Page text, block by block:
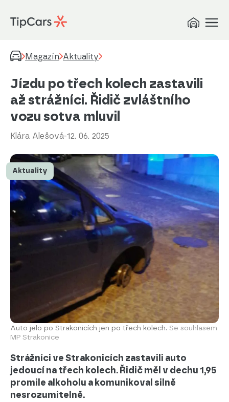
Magazín Aktuality
Jízdu po třech kolech zastavili
až strážníci. Řidič zvláštního
vozu sotva mluvil
Klára Alešová-12. 06. 2025
Auto jelo po Strakonicích jen po třech kolech. Se souhlasem
MP Strakonice
Aktuality
Strážníci ve Strakonicích zastavili auto
jedoucí na třech kolech. Řidič měl v dechu 1,95
promile alkoholu a komunikoval silně
nesrozumitelně.